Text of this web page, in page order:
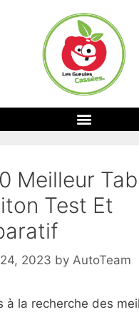
Meilleur
Test Et
2023 by AutoTeam
à la recherche des